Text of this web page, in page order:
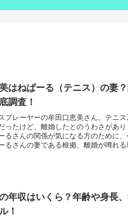
はねぱーる（テニス）の妻
調査！
プレーヤーの牟田口恵美さん。テニ
ったけど、離婚したとのうわさがあ
るさんの関係が気になる方のために
るさんの妻である根拠、離婚が噂れる
年収はいくら？年齢や身長
！